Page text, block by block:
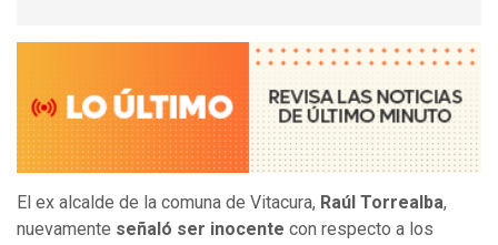
El ex alcalde de la comuna de Vitacura, Raúl Torrealba,
nuevamente señaló ser inocente con respecto a los